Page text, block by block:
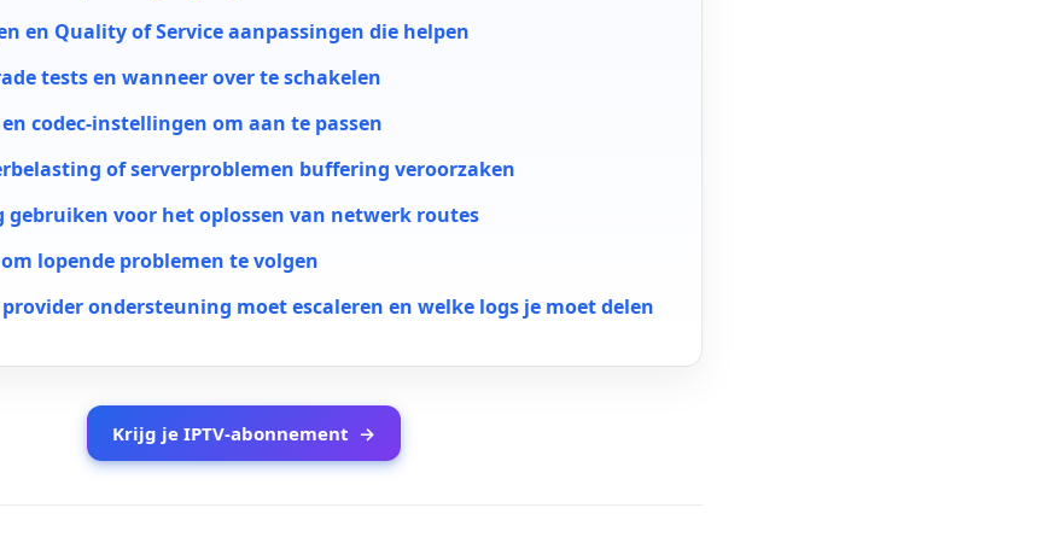
en Quality of Service aanpassingen die helpen
tests en wanneer over te schakelen
codec-instellingen om aan te passen
of serverproblemen buffering veroorzaken
gebruiken voor het oplossen van netwerk routes
lopende problemen te volgen
ondersteuning moet escaleren en welke logs je moet delen
Krijg je IPTV-abonnement →